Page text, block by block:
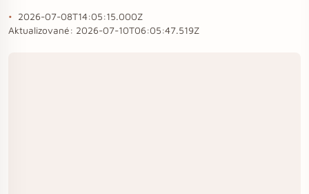
2026-07-08T14:05:15.000Z
Aktualizované: 2026-07-10T06:05:47.519Z